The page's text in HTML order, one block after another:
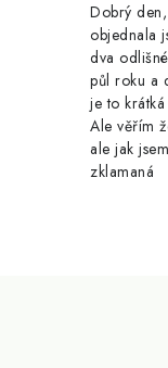
Dobrý
objednala
dva
půl roku a
je to
Ale věřím
ale jak
zklamaná